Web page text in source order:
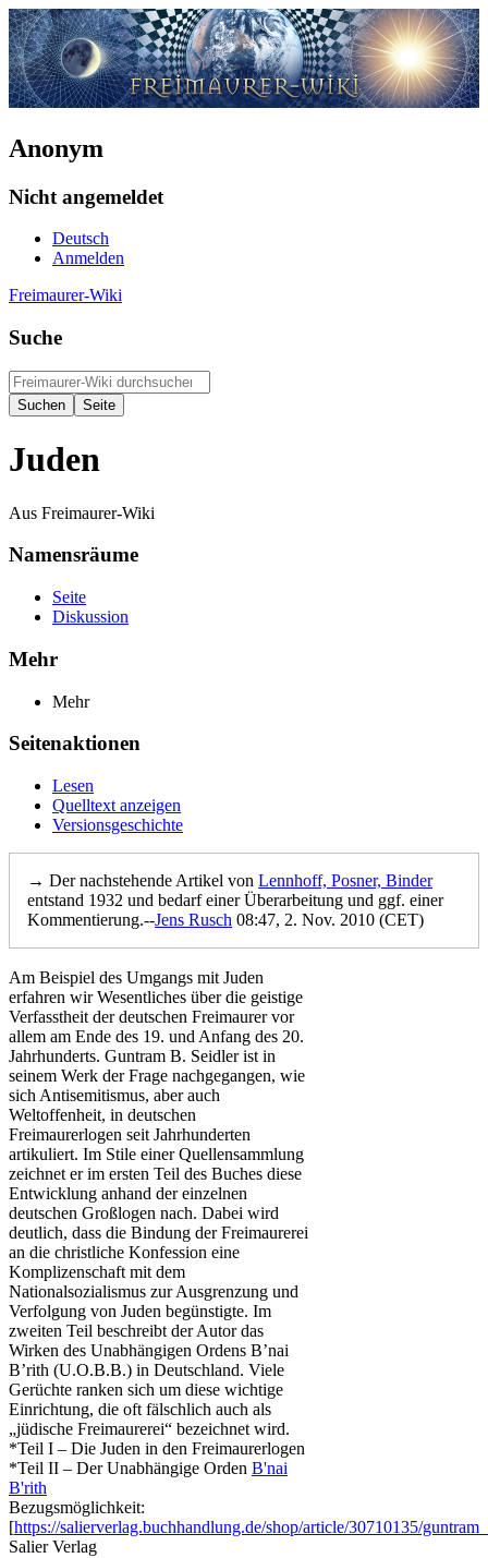
Anonym
Nicht angemeldet
Deutsch
Anmelden
Freimaurer-Wiki
Suche
Juden
Aus Freimaurer-Wiki
Namensräume
Seite
Diskussion
Mehr
Mehr
Seitenaktionen
Lesen
Quelltext anzeigen
Versionsgeschichte
→ Der nachstehende Artikel von Lennhoff, Posner, Binder
entstand 1932 und bedarf einer Überarbeitung und ggf. einer
Kommentierung.--Jens Rusch 08:47, 2. Nov. 2010 (CET)
Am Beispiel des Umgangs mit Juden
erfahren wir Wesentliches über die geistige
Verfasstheit der deutschen Freimaurer vor
allem am Ende des 19. und Anfang des 20.
Jahrhunderts. Guntram B. Seidler ist in
seinem Werk der Frage nachgegangen, wie
sich Antisemitismus, aber auch
Weltoffenheit, in deutschen
Freimaurerlogen seit Jahrhunderten
artikuliert. Im Stile einer Quellensammlung
zeichnet er im ersten Teil des Buches diese
Entwicklung anhand der einzelnen
deutschen Großlogen nach. Dabei wird
deutlich, dass die Bindung der Freimaurerei
an die christliche Konfession eine
Komplizenschaft mit dem
Nationalsozialismus zur Ausgrenzung und
Verfolgung von Juden begünstigte. Im
zweiten Teil beschreibt der Autor das
Wirken des Unabhängigen Ordens B’nai
B’rith (U.O.B.B.) in Deutschland. Viele
Gerüchte ranken sich um diese wichtige
Einrichtung, die oft fälschlich auch als
„jüdische Freimaurerei“ bezeichnet wird.
*Teil I – Die Juden in den Freimaurerlogen
*Teil II – Der Unabhängige Orden B'nai
B'rith
Bezugsmöglichkeit:
[https://salierverlag.buchhandlung.de/shop/article/30710135/
Salier Verlag